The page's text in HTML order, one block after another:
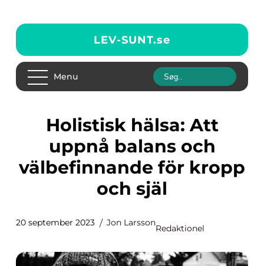
LEV-SUNT.se
Menu
Holistisk hälsa: Att
uppnå balans och
välbefinnande för kropp
och själ
20 september 2023 Jon Larsson
Redaktionel